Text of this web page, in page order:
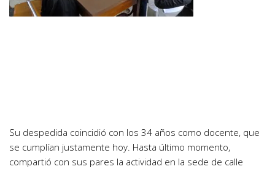
Su despedida coincidió con los 34 años como docente, que
se cumplían justamente hoy. Hasta último momento,
compartió con sus pares la actividad en la sede de calle